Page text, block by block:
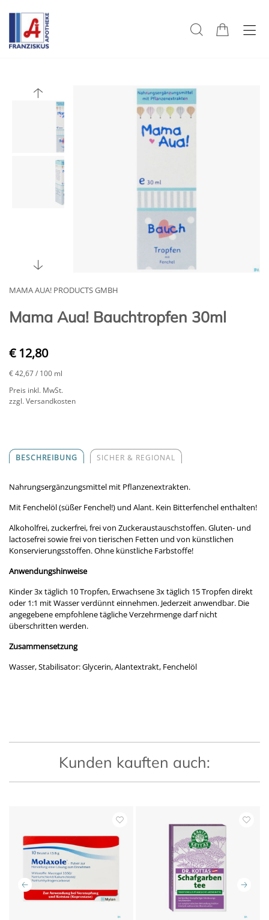
MAMA AUA! PRODUCTS GMBH
Mama Aua! Bauchtropfen 30ml
€ 12,80
€ 42,67/ 100 ml
Preis inkl. MwSt.
zzgl. Versandkosten
BESCHREIBUNG SICHER & REGIONAL
Nahrungsergänzungsmittel mit Pflanzenextrakten.
Mit Fenchelöl (süßer Fenchel!) und Alant. Kein Bitterfenchel enthalten!
Alkoholfrei, zuckerfrei, frei von Zuckeraustauschstoffen. Gluten- und
lactosefrei sowie frei von tierischen Fetten und von künstlichen
Konservierungsstoffen. Ohne künstliche Farbstoffe!
Anwendungshinweise
Kinder 3x täglich 10 Tropfen, Erwachsene 3x täglich 15 Tropfen direkt
oder 1:1 mit Wasser verdünnt einnehmen. Jederzeit anwendbar. Die
angegebene empfohlene tägliche Verzehrmenge darf nicht
überschritten werden.
Zusammensetzung
Wasser, Stabilisator: Glycerin, Alantextrakt, Fenchelöl
Kunden kauften auch: